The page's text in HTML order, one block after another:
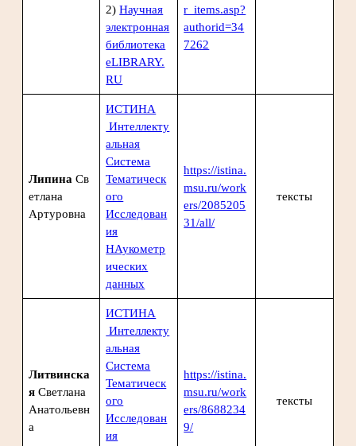
2)Научная
электронная
библиотека
eLIBRARY.
RU
r_items.asp?
authorid=34
7262
Липина Св
етлана
Артуровна
ИСТИНА
Интеллекту
альная
Система
Тематическ
ого
Исследован
ия
НАукометр
ических
данных
https://istina.
msu.ru/work
ers/2085205
31/all/
тексты
Литвинска
я Светлана
Анатольевн
а
ИСТИНА
Интеллекту
альная
Система
Тематическ
ого
Исследован
ия
https://istina.
msu.ru/work
ers/8688234
9/
тексты